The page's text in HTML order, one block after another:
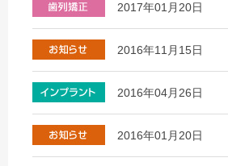
2017年01月20日
2016年11月15日
2016年04月26日
2016年01月20日